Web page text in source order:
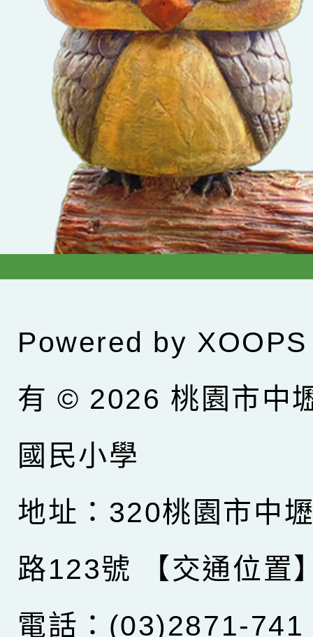
Powered by XOOPS
有 © 2026 桃園市中
國民小學
地址：320桃園市中
路123號
【交通位置
電話：(03)2871-741